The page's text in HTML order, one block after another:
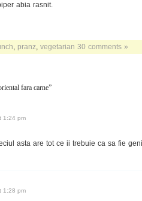
abia rasnit.
pranz vegetarian 30 comments »
fara carne”
1:24 pm
asta are tot ce ii trebuie ca sa fie
1:28 pm